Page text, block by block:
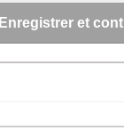
Enregistrer et